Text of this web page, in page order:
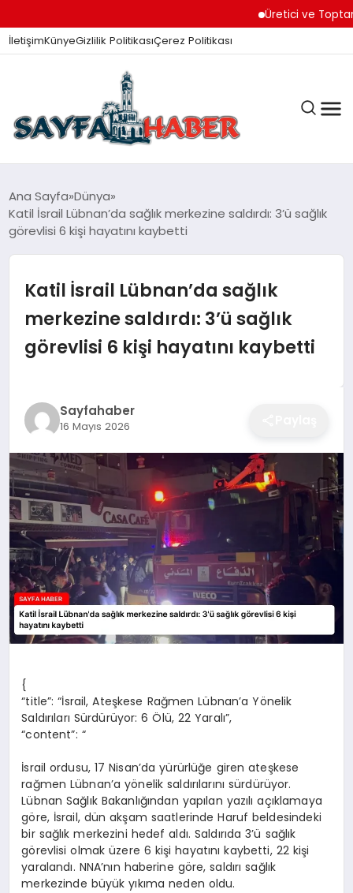
Üretici ve
İletişimKünyeGizlilik PolitikasıÇerez Politikası
ANA SAYFA
GÜNDEM
İZMIR HABERLERI
EKONOMI
SAĞLIK
SPOR
YAŞAM
Ana Sayfa Dünya
Katil İsrail Lübnan’da sağlık merkezine saldırdı: 3’ü sağlık
görevlisi 6 kişi hayatını kaybetti
Katil İsrail Lübnan’da sağlık
merkezine saldırdı: 3’ü sağlık
görevlisi 6 kişi hayatını kaybetti
Sayfahaber
16 Mayıs 2026
{
“title”: “İsrail, Ateşkese Rağmen Lübnan’a Yönelik
Saldırıları Sürdürüyor: 6 Ölü, 22 Yaralı”,
“content”: “
İsrail ordusu, 17 Nisan’da yürürlüğe giren ateşkese
rağmen Lübnan’a yönelik saldırılarını sürdürüyor.
Lübnan Sağlık Bakanlığından yapılan yazılı açıklamaya
göre, İsrail, dün akşam saatlerinde Haruf beldesindeki
bir sağlık merkezini hedef aldı. Saldırıda 3’ü sağlık
görevlisi olmak üzere 6 kişi hayatını kaybetti, 22 kişi
yaralandı. NNA’nın haberine göre, saldırı sağlık
merkezinde büyük yıkıma neden oldu.